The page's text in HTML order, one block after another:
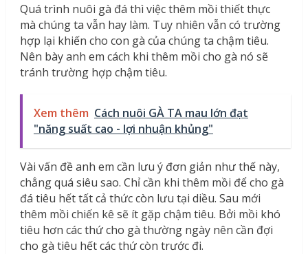
Quá trình nuôi gà đá thì việc thêm mồi thiết thực
mà chúng ta vẫn hay làm. Tuy nhiên vẫn có trường
hợp lại khiến cho con gà của chúng ta chậm tiêu.
Nên bày anh em cách khi thêm mồi cho gà nó sẽ
tránh trường hợp chậm tiêu.
Xem thêm Cách nuôi GÀ TA mau lớn đạt
"năng suất cao - lợi nhuận khủng"
Vài vấn đề anh em cần lưu ý đơn giản như thế này,
chẳng quá siêu sao. Chỉ cần khi thêm mồi để cho gà
đá tiêu hết tất cả thức còn lưu tại diều. Sau mới
thêm mồi chiến kê sẽ ít gặp chậm tiêu. Bởi mồi khó
tiêu hơn các thứ cho gà thường ngày nên cần đợi
cho gà tiêu hết các thứ còn trước đi.